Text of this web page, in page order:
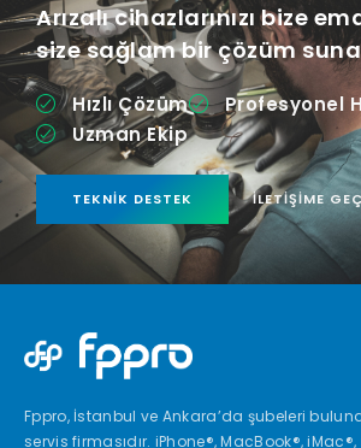
Arızalı cihazlarınızı bize
size sağlam bir çözüm
Hızlı Çözüm
Profesyonel
Uzman Ekip
TEKNIK DESTEK İLETIŞIME
Fppro, İstanbul ve Ankara’da şubeleri
servis firmasıdır. iPhone®, MacBook®,